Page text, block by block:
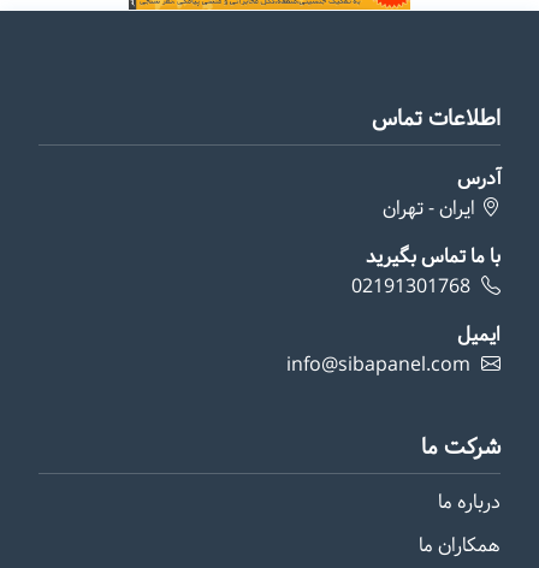
اطلاعات تماس
آدرس
ایران - تهران
با ما تماس بگیرید
02191301768
ایمیل
info@sibapanel.com
شرکت ما
درباره ما
همکاران ما